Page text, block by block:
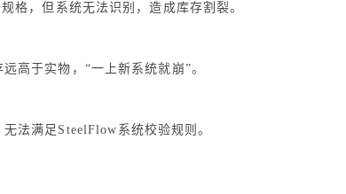
格，但系统无法识别，造成库存割裂。
高于实物，“一上新系统就崩”。
法满足SteelFlow系统校验规则。